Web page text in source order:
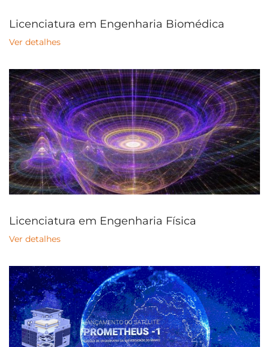
Licenciatura em Engenharia Biomédica
Ver detalhes
Licenciatura em Engenharia Física
Ver detalhes